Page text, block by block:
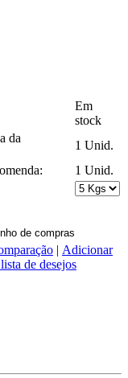
Em
stock
da
1 Unid.
1 Unid.
| Adicionar
de desejos